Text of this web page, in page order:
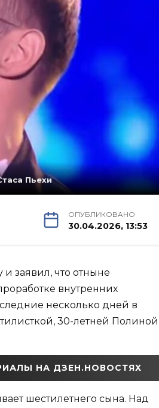
Пьехи
ОПУБЛИКОВАНО
30.04.2026, 13:53
и заявил, что отныне
внутренних
несколько дней в
30-летней Полиной
НА ДЗЕН.НОВОСТЯХ
шестилетнего сына. Над